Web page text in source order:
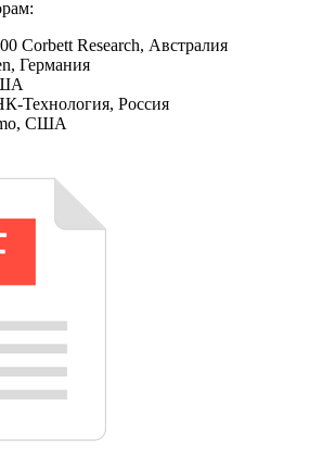
Corbett Research, Австралия
Германия
Технология, Россия
США